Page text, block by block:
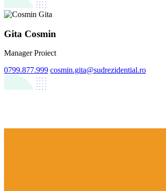
Gita Cosmin
Manager Proiect
0799.877.999 cosmin.gita@sudrezidential.ro